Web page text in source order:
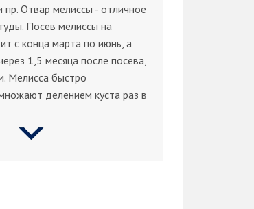
пр. Отвар мелиссы - отличное
Посев мелиссы на
с конца марта по июнь, а
1,5 месяца после посева,
Мелисса быстро
делением куста раз в